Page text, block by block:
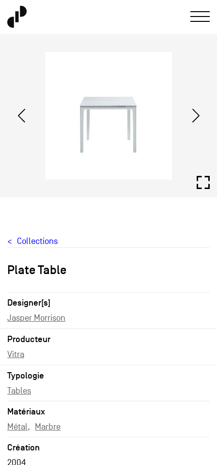
Collections
Plate Table
Designer[s]
Jasper Morrison
Producteur
Vitra
Typologie
Tables
Matériaux
Métal Marbre
Création
2004